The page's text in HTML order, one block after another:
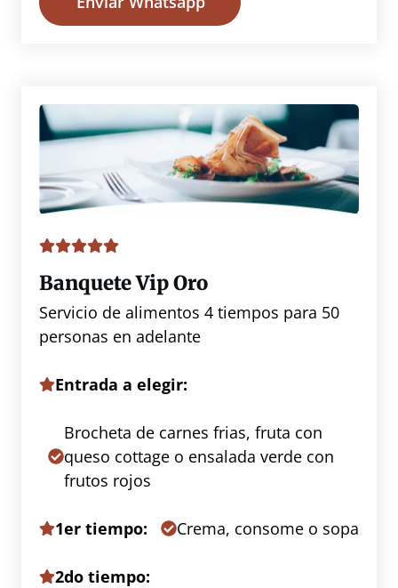
Banquete Vip Oro
Servicio de alimentos 4 tiempos para 50
personas en adelante
Entrada a elegir:
Brocheta de carnes frias, fruta con
queso cottage o ensalada verde con
frutos rojos
1er tiempo: Crema, consome o sopa
2do tiempo: